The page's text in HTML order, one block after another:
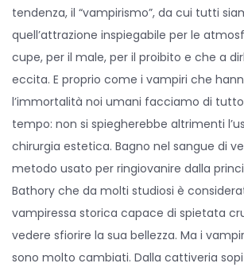
tendenza, il “vampirismo”, da cui tutti
quell’attrazione inspiegabile per le
cupe, per il male, per il proibito e che a
eccita. E proprio come i vampiri che
l’immortalità noi umani facciamo di
tempo: non si spiegherebbe altrimenti
chirurgia estetica. Bagno nel sangue di
metodo usato per ringiovanire dalla
Bathory che da molti studiosi è
vampiressa storica capace di spietata
vedere sfiorire la sua bellezza. Ma i
sono molto cambiati. Dalla cattiveria